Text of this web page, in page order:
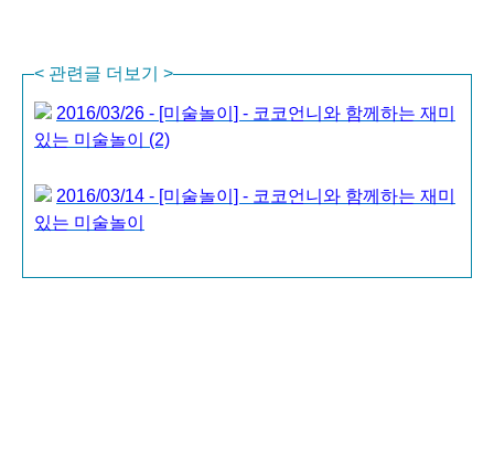
< 관련글 더보기 >
2016/03/26 - [미술놀이] - 코코언니와 함께하는 재미
있는 미술놀이 (2)
2016/03/14 - [미술놀이] - 코코언니와 함께하는 재미
있는 미술놀이